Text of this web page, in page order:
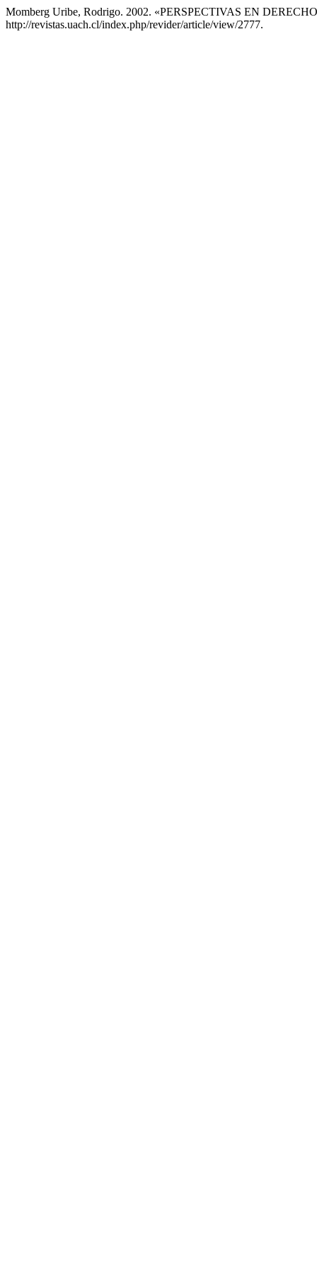
Momberg Uribe, Rodrigo. 2002. «PERSPECTIVAS EN
http://revistas.uach.cl/index.php/revider/article/view/2777.